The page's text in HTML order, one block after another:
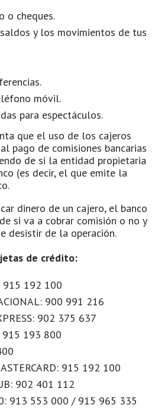
o cheques.
y los movimientos de tus
móvil.
para espectáculos.
que el uso de los cajeros
pago de comisiones bancarias
de si la entidad propietaria
(es decir, el que emite la
dinero de un cajero, el banco
si va a cobrar comisión o no y
desistir de la operación.
de crédito:
915 192 100
900 991 216
902 375 637
915 193 800
915 192 100
902 401 112
913 553 000 / 915 965 335